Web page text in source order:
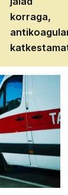
korraga,